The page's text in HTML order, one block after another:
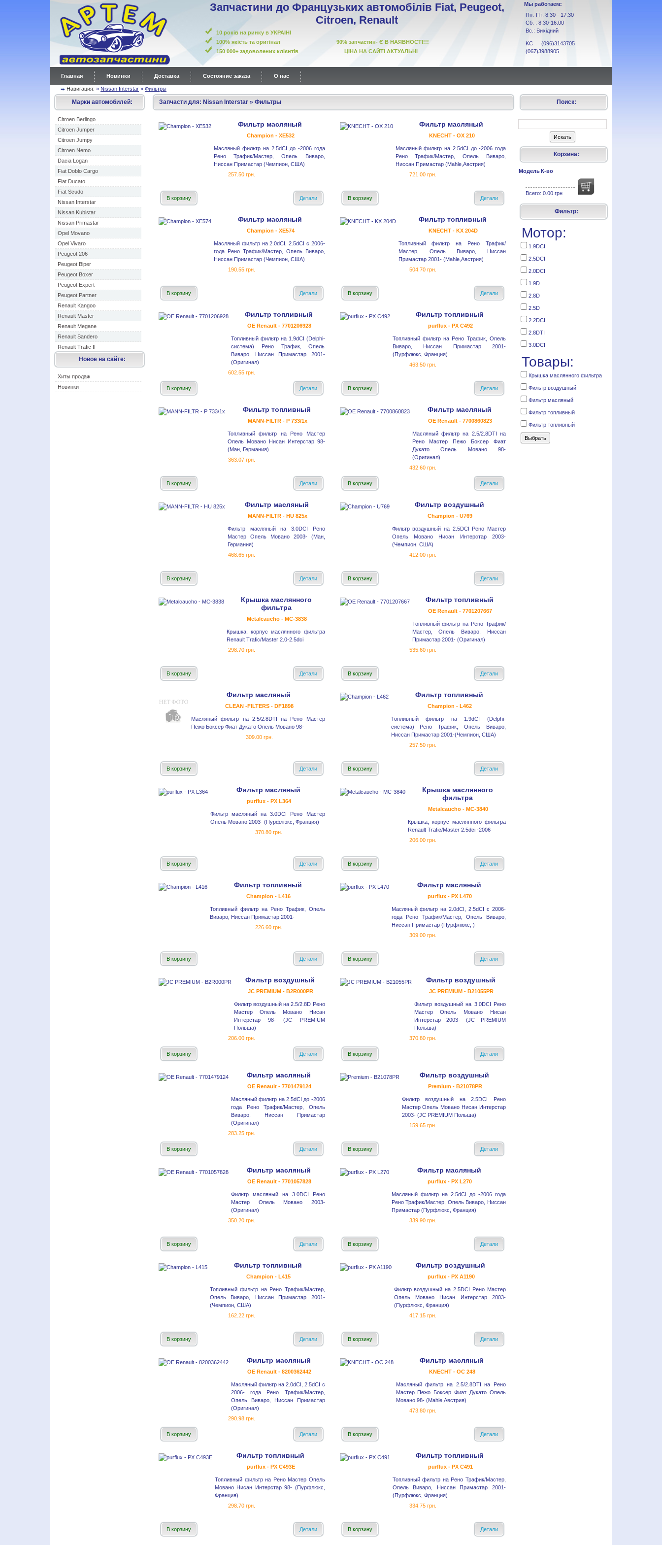
Запчастини до Французьких автомобілів Fiat, Peugeot,
Citroen, Renault
10 років на ринку в УКРАІНІ
100% якість та оригінал 90% запчастин- Є В НАЯВНОСТІ!!!
150 000+ задоволених клієнтів ЦІНА НА САЙТІ АКТУАЛЬНІ
Мы работаем:
Пн.-Пт: 8.30 - 17.30
Сб. : 8.30-16.00
Вс.: Вихідний
KC (096)3143705
(067)3988905
Главная Новинки Доставка Состояние заказа О нас
Навигация: » Nissan Interstar » Фильтры
Марки автомобилей:
Citroen Berlingo
Citroen Jumper
Citroen Jumpy
Citroen Nemo
Dacia Logan
Fiat Doblo Cargo
Fiat Ducato
Fiat Scudo
Nissan Interstar
Nissan Kubistar
Nissan Primastar
Opel Movano
Opel Vivaro
Peugeot 206
Peugeot Biper
Peugeot Boxer
Peugeot Expert
Peugeot Partner
Renault Kangoo
Renault Master
Renault Megane
Renault Sandero
Renault Trafic II
Новое на сайте:
Хиты продаж
Новинки
Запчасти для: Nissan Interstar » Фильтры
Фильтр масляный
Champion - XE532
Масляный фильтр на 2.5dCI до -2006 года
Рено Трафик/Мастер, Опель Виваро,
Ниссан Примастар (Чемпион, США)
257.50 грн.
В корзину Детали
Фильтр масляный
KNECHT - OX 210
Масляный фильтр на 2.5dCI до -2006 года
Рено Трафик/Мастер, Опель Виваро,
Ниссан Примастар (Mahle,Австрия)
721.00 грн.
В корзину Детали
Фильтр масляный
Champion - XE574
Масляный фильтр на 2.0dCI, 2.5dCI с 2006-
года Рено Трафик/Мастер, Опель Виваро,
Ниссан Примастар (Чемпион, США)
190.55 грн.
В корзину Детали
Фильтр топливный
KNECHT - KX 204D
Топливный фильтр на Рено Трафик/
Мастер, Опель Виваро, Ниссан
Примастар 2001- (Mahle,Австрия)
504.70 грн.
В корзину Детали
Фильтр топливный
OE Renault - 7701206928
Топливный фильтр на 1.9dCI (Delphi-
система) Рено Трафик, Опель
Виваро, Ниссан Примастар 2001-
(Оригинал)
602.55 грн.
В корзину Детали
Фильтр топливный
purflux - PX C492
Топливный фильтр на Рено Трафик, Опель
Виваро, Ниссан Примастар 2001-
(Пурфлюкс, Франция)
463.50 грн.
В корзину Детали
Фильтр топливный
MANN-FILTR - P 733/1x
Топливный фильтр на Рено Мастер
Опель Мовано Нисан Интерстар 98-
(Ман, Германия)
363.07 грн.
В корзину Детали
Фильтр масляный
OE Renault - 7700860823
Масляный фильтр на 2.5/2.8DTI на
Рено Мастер Пежо Боксер Фиат
Дукато Опель Мовано 98-
(Оригинал)
432.60 грн.
В корзину Детали
Фильтр масляный
MANN-FILTR - HU 825x
Фильтр масляный на 3.0DCI Рено
Мастер Опель Мовано 2003- (Ман,
Германия)
468.65 грн.
В корзину Детали
Фильтр воздушный
Champion - U769
Фильтр воздушный на 2.5DCI Рено Мастер
Опель Мовано Нисан Интерстар 2003-
(Чемпион, США)
412.00 грн.
В корзину Детали
Крышка маслянного
фильтра
Metalcaucho - MC-3838
Крышка, корпус маслянного фильтра
Renault Trafic/Master 2.0-2.5dci
298.70 грн.
В корзину Детали
Фильтр топливный
OE Renault - 7701207667
Топливный фильтр на Рено Трафик/
Мастер, Опель Виваро, Ниссан
Примастар 2001- (Оригинал)
535.60 грн.
В корзину Детали
Фильтр масляный
CLEAN -FILTERS - DF1898
Масляный фильтр на 2.5/2.8DTI на Рено Мастер
Пежо Боксер Фиат Дукато Опель Мовано 98-
309.00 грн.
В корзину Детали
Фильтр топливный
Champion - L462
Топливный фильтр на 1.9dCI (Delphi-
система) Рено Трафик, Опель Виваро,
Ниссан Примастар 2001-(Чемпион, США)
257.50 грн.
В корзину Детали
Фильтр масляный
purflux - PX L364
Фильтр масляный на 3.0DCI Рено Мастер
Опель Мовано 2003- (Пурфлюкс, Франция)
370.80 грн.
В корзину Детали
Крышка маслянного
фильтра
Metalcaucho - MC-3840
Крышка, корпус маслянного фильтра
Renault Trafic/Master 2.5dci -2006
206.00 грн.
В корзину Детали
Фильтр топливный
Champion - L416
Топливный фильтр на Рено Трафик, Опель
Виваро, Ниссан Примастар 2001-
226.60 грн.
В корзину Детали
Фильтр масляный
purflux - PX L470
Масляный фильтр на 2.0dCI, 2.5dCI с 2006-
года Рено Трафик/Мастер, Опель Виваро,
Ниссан Примастар (Пурфлюкс, )
309.00 грн.
В корзину Детали
Фильтр воздушный
JC PREMIUM - B2R000PR
Фильтр воздушный на 2.5/2.8D Рено
Мастер Опель Мовано Нисан
Интерстар 98- (JC PREMIUM
Польша)
206.00 грн.
В корзину Детали
Фильтр воздушный
JC PREMIUM - B21055PR
Фильтр воздушный на 3.0DCI Рено
Мастер Опель Мовано Нисан
Интерстар 2003- (JC PREMIUM
Польша)
370.80 грн.
В корзину Детали
Фильтр масляный
OE Renault - 7701479124
Масляный фильтр на 2.5dCI до -2006
года Рено Трафик/Мастер, Опель
Виваро, Ниссан Примастар
(Оригинал)
283.25 грн.
В корзину Детали
Фильтр воздушный
Premium - B21078PR
Фильтр воздушный на 2.5DCI Рено
Мастер Опель Мовано Нисан Интерстар
2003- (JC PREMIUM Польша)
159.65 грн.
В корзину Детали
Фильтр масляный
OE Renault - 7701057828
Фильтр масляный на 3.0DCI Рено
Мастер Опель Мовано 2003-
(Оригинал)
350.20 грн.
В корзину Детали
Фильтр масляный
purflux - PX L270
Масляный фильтр на 2.5dCI до -2006 года
Рено Трафик/Мастер, Опель Виваро, Ниссан
Примастар (Пурфлюкс, Франция)
339.90 грн.
В корзину Детали
Фильтр топливный
Champion - L415
Топливный фильтр на Рено Трафик/Мастер,
Опель Виваро, Ниссан Примастар 2001-
(Чемпион, США)
162.22 грн.
В корзину Детали
Фильтр воздушный
purflux - PX A1190
Фильтр воздушный на 2.5DCI Рено Мастер
Опель Мовано Нисан Интерстар 2003-
(Пурфлюкс, Франция)
417.15 грн.
В корзину Детали
Фильтр масляный
OE Renault - 8200362442
Масляный фильтр на 2.0dCI, 2.5dCI с
2006- года Рено Трафик/Мастер,
Опель Виваро, Ниссан Примастар
(Оригинал)
290.98 грн.
В корзину Детали
Фильтр масляный
KNECHT - OC 248
Масляный фильтр на 2.5/2.8DTI на Рено
Мастер Пежо Боксер Фиат Дукато Опель
Мовано 98- (Mahle,Австрия)
473.80 грн.
В корзину Детали
Фильтр топливный
purflux - PX C493E
Топливный фильтр на Рено Мастер Опель
Мовано Нисан Интерстар 98- (Пурфлюкс,
Франция)
298.70 грн.
В корзину Детали
Фильтр топливный
purflux - PX C491
Топливный фильтр на Рено Трафик/Мастер,
Опель Виваро, Ниссан Примастар 2001-
(Пурфлюкс, Франция)
334.75 грн.
В корзину Детали
Поиск:
Корзина:
МодельК-во
Всего: 0.00 грн
Фильтр:
Мотор:
1.9DCI
2.5DCI
2.0DCI
1.9D
2.8D
2.5D
2.2DCI
2.8DTI
3.0DCI
Товары:
Крышка маслянного фильтра
Фильтр воздушный
Фильтр масляный
Фильтр топливный
Фильтр топливный